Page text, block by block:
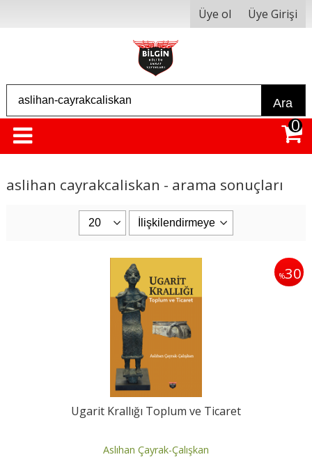
Üye ol Üye Girişi
Ara
0
aslihan cayrakcaliskan - arama sonuçları
%30
Ugarit Krallığı Toplum ve Ticaret
Aslıhan Çayrak-Çalışkan